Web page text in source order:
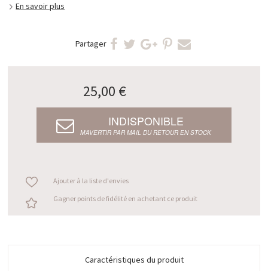
En savoir plus
Partager
25,00 €
INDISPONIBLE
M’AVERTIR PAR MAIL DU RETOUR EN STOCK
Ajouter à la liste d'envies
Gagner points de fidélité en achetant ce produit
Caractéristiques du produit